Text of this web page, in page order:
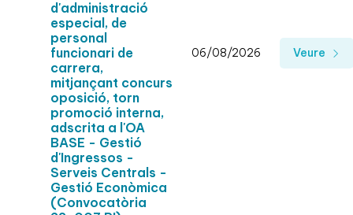
d'administració
especial, de
personal
funcionari de
carrera,
mitjançant concurs
oposició, torn
promoció interna,
adscrita a l'OA
BASE - Gestió
d'Ingressos -
Serveis Centrals -
Gestió Econòmica
(Convocatòria
06/08/2026 Veure